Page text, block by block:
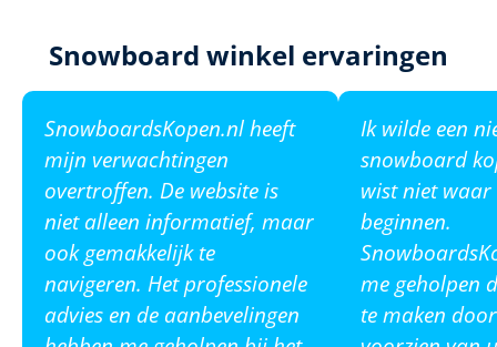
Snowboard winkel ervaringen
SnowboardsKopen.nl heeft
mijn verwachtingen
overtroffen. De website is
niet alleen informatief, maar
ook gemakkelijk te
navigeren. Het professionele
advies en de aanbevelingen
Ik wilde een
snowboard
wist niet waar
beginnen.
me geholpen
te maken